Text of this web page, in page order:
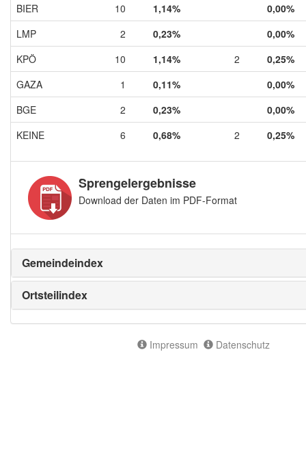
BIER
10 1,14%
0,00%
LMP
2 0,23%
0,00%
KPÖ
10 1,14% 2
0,25%
GAZA
1 0,11%
0,00%
BGE
2 0,23%
0,00%
KEINE
6 0,68% 2 0,25%
Sprengelergebnisse
Download der Daten im PDF-Format
Gemeindeindex
Ortsteilindex
Impressum Datenschutz